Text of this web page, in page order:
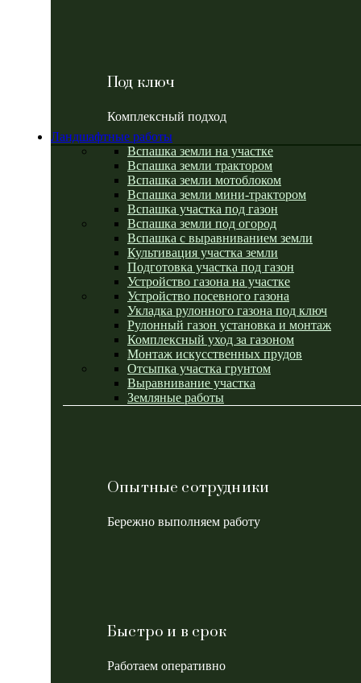
Под ключ
Комплексный подход
Ландшафтные работы
Вспашка земли на участке
Вспашка земли трактором
Вспашка земли мотоблоком
Вспашка земли мини-трактором
Вспашка участка под газон
Вспашка земли под огород
Вспашка с выравниванием земли
Культивация участка земли
Подготовка участка под газон
Устройство газона на участке
Устройство посевного газона
Укладка рулонного газона под ключ
Рулонный газон установка и монтаж
Комплексный уход за газоном
Монтаж искусственных прудов
Отсыпка участка грунтом
Выравнивание участка
Земляные работы
Опытные сотрудники
Бережно выполняем работу
Быстро и в срок
Работаем оперативно